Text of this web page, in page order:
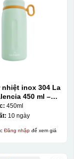
inox 304 La
450ml
10 ngày
Đăng nhậpđể xem giá